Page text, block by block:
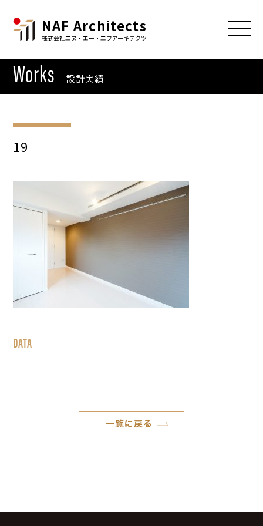
NAF Architects
株式会社エヌ・エー・エフアーキテクツ
Works 設計実績
19
DATA
一覧に戻る